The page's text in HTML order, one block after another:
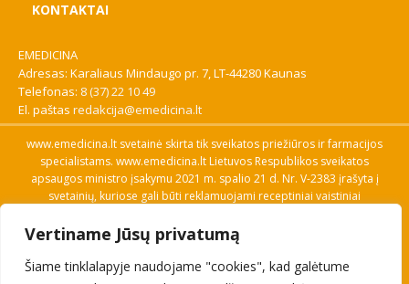
Vertiname Jūsų privatumą
Šiame tinklalapyje naudojame "cookies", kad galėtume
KONTAKTAI
EMEDICINA
Adresas: Karaliaus Mindaugo pr. 7, LT-44280 Kaunas
Telefonas: 8 (37) 22 10 49
El. paštas redakcija@emedicina.lt
www.emedicina.lt svetainė skirta tik sveikatos priežiūros ir farmacijos
specialistams. www.emedicina.lt Lietuvos Respublikos sveikatos
apsaugos ministro įsakymu 2021 m. spalio 21 d. Nr. V-2383 įrašyta į
svetainių, kuriose gali būti reklamuojami receptiniai vaistiniai
savo profesinę kvalifikaciją. Naudingos nuorodos: Vaistų ir medicinos
pagalbos priemonių kainų paieška, VVKT tinklalapis, Sveikatos
priežiūros ar farmacijos specialisto pranešimo apie įtariamą